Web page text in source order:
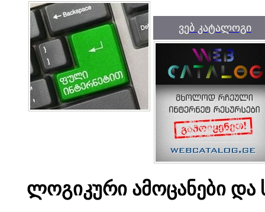
ვებ კატალოგი
ლოგიკური ამოცანები და